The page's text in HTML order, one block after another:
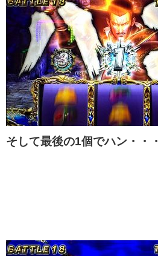
そして最後の1個でハン・・・